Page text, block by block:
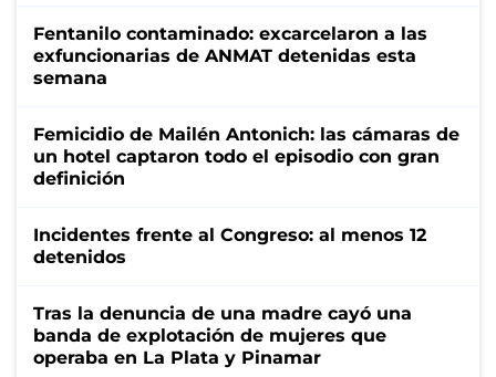
Fentanilo contaminado: excarcelaron a las
exfuncionarias de ANMAT detenidas esta
semana
Femicidio de Mailén Antonich: las cámaras de
un hotel captaron todo el episodio con gran
definición
Incidentes frente al Congreso: al menos 12
detenidos
Tras la denuncia de una madre cayó una
banda de explotación de mujeres que
operaba en La Plata y Pinamar